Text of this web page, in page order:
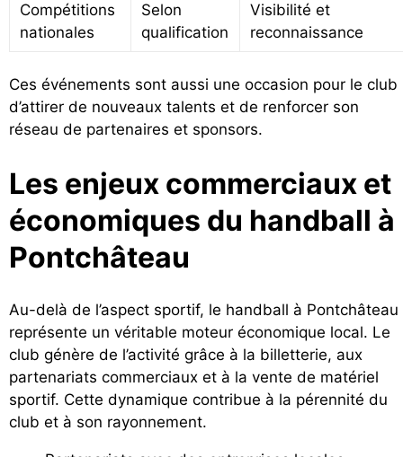
Compétitions
nationales
Selon
qualification
Visibilité et
reconnaissance
Ces événements sont aussi une occasion pour le club
d’attirer de nouveaux talents et de renforcer son
réseau de partenaires et sponsors.
Les enjeux commerciaux et
économiques du handball à
Pontchâteau
Au-delà de l’aspect sportif, le handball à Pontchâteau
représente un véritable moteur économique local. Le
club génère de l’activité grâce à la billetterie, aux
partenariats commerciaux et à la vente de matériel
sportif. Cette dynamique contribue à la pérennité du
club et à son rayonnement.